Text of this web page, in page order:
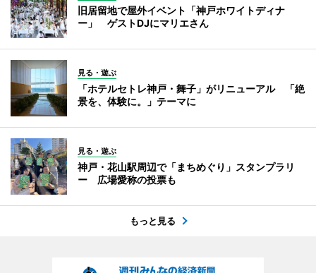
旧居留地で屋外イベント「神戸ホワイトディナ
ー」 ゲストDJにマリエさん
見る・遊ぶ
「ホテルセトレ神戸・舞子」がリニューアル 「絶
景を、体験に。」テーマに
見る・遊ぶ
神戸・花山駅周辺で「まちめぐり」スタンプラリ
ー 広場愛称の投票も
もっと見る